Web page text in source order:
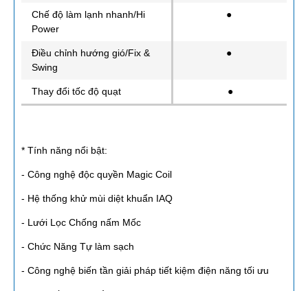
Chế độ làm lạnh nhanh/Hi
Power
●
Điều chỉnh hướng gió/Fix &
Swing
●
Thay đổi tốc độ quạt ●
* Tính năng nổi bật:
- Công nghệ độc quyền Magic Coil
- Hệ thống khử mùi diệt khuẩn IAQ
- Lưới Lọc Chống nấm Mốc
- Chức Năng Tự làm sạch
- Công nghệ biến tần giải pháp tiết kiệm điện năng tối ưu